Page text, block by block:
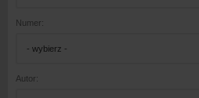
Numer:
- wybierz -
Autor: